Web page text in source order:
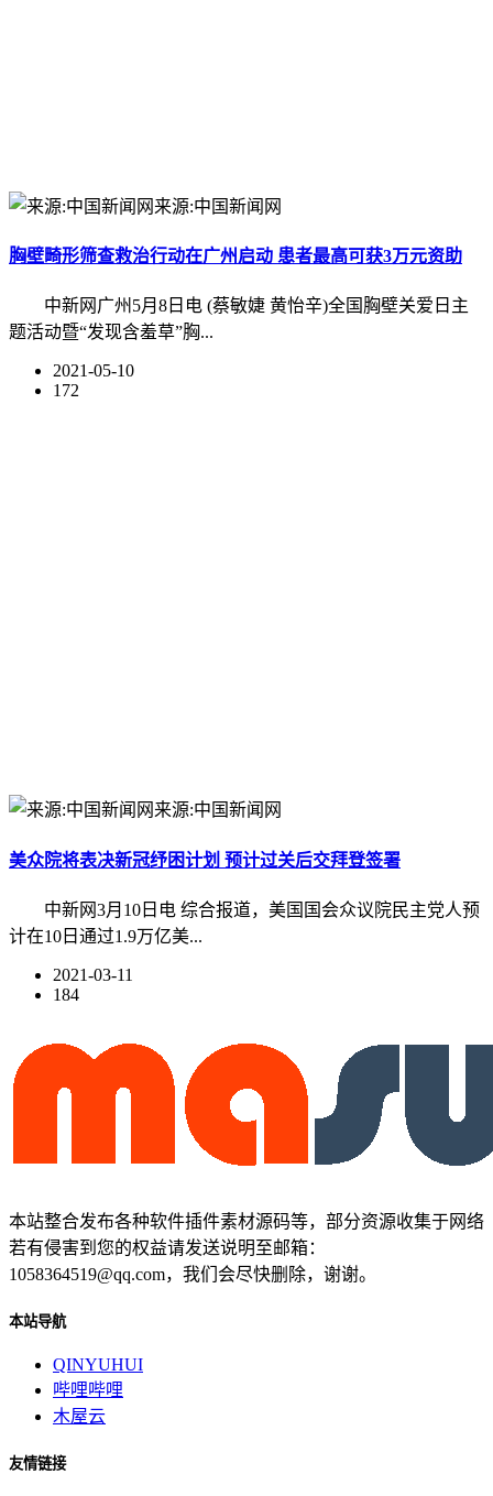
来源:中国新闻网
胸壁畸形筛查救治行动在广州启动 患者最高可获3万元资助
中新网广州5月8日电 (蔡敏婕 黄怡辛)全国胸壁关爱日主
题活动暨“发现含羞草”胸...
2021-05-10
172
来源:中国新闻网
美众院将表决新冠纾困计划 预计过关后交拜登签署
中新网3月10日电 综合报道，美国国会众议院民主党人预
计在10日通过1.9万亿美...
2021-03-11
184
本站整合发布各种软件插件素材源码等，部分资源收集于网络
若有侵害到您的权益请发送说明至邮箱：
1058364519@qq.com，我们会尽快删除，谢谢。
本站导航
QINYUHUI
哔哩哔哩
木屋云
友情链接